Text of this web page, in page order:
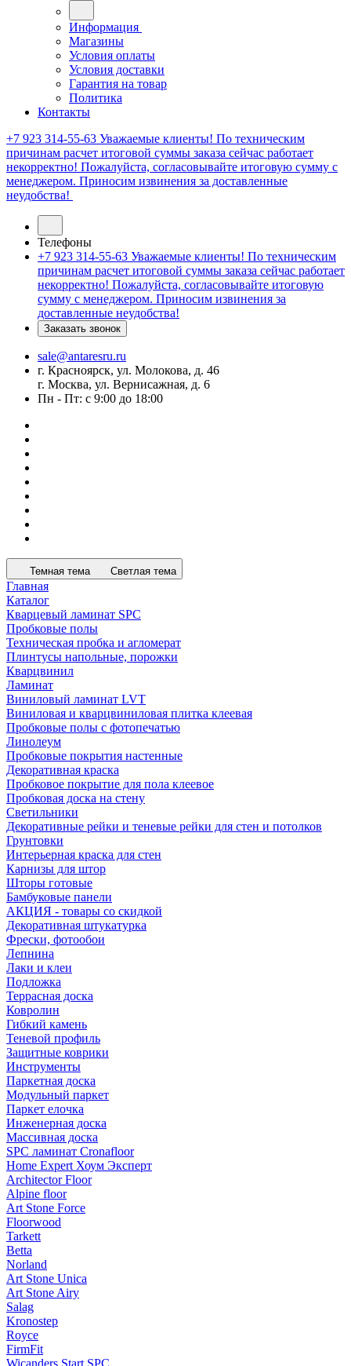
Информация
Магазины
Условия оплаты
Условия доставки
Гарантия на товар
Политика
Контакты
+7 923 314-55-63 Уважаемые клиенты! По техническим
причинам расчет итоговой суммы заказа сейчас работает
некорректно! Пожалуйста, согласовывайте итоговую сумму с
менеджером. Приносим извинения за доставленные
неудобства!
Телефоны
+7 923 314-55-63 Уважаемые клиенты! По техническим
причинам расчет итоговой суммы заказа сейчас работает
некорректно! Пожалуйста, согласовывайте итоговую
сумму с менеджером. Приносим извинения за
доставленные неудобства!
Заказать звонок
sale@antaresru.ru
г. Красноярск, ул. Молокова, д. 46
г. Москва, ул. Вернисажная, д. 6
Пн - Пт: с 9:00 до 18:00
Темная тема Светлая тема
Главная
Каталог
Кварцевый ламинат SPC
Пробковые полы
Техническая пробка и агломерат
Плинтусы напольные, порожки
Кварцвинил
Ламинат
Виниловый ламинат LVT
Виниловая и кварцвиниловая плитка клеевая
Пробковые полы с фотопечатью
Линолеум
Пробковые покрытия настенные
Декоративная краска
Пробковое покрытие для пола клеевое
Пробковая доска на стену
Светильники
Декоративные рейки и теневые рейки для стен и потолков
Грунтовки
Интерьерная краска для стен
Карнизы для штор
Шторы готовые
Бамбуковые панели
АКЦИЯ - товары со скидкой
Декоративная штукатурка
Фрески, фотообои
Лепнина
Лаки и клеи
Подложка
Террасная доска
Ковролин
Гибкий камень
Теневой профиль
Защитные коврики
Инструменты
Паркетная доска
Модульный паркет
Паркет елочка
Инженерная доска
Массивная доска
SPC ламинат Cronafloor
Home Expert Хоум Эксперт
Architector Floor
Alpine floor
Art Stone Force
Floorwood
Tarkett
Betta
Norland
Art Stone Unica
Art Stone Airy
Salag
Kronostep
Royce
FirmFit
Wicanders Start SPC